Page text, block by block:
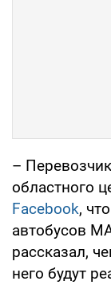
–
областного
Facebook,
автобусов
рассказал,
него будут